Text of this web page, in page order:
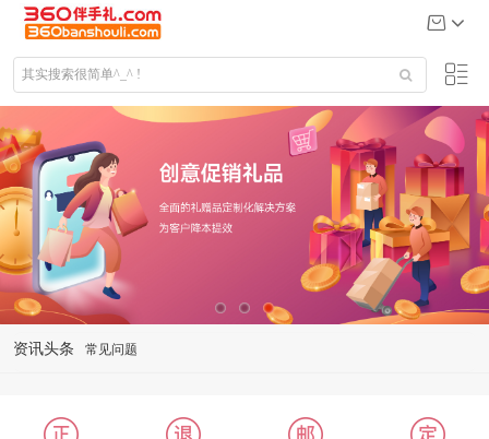
资讯头条 礼品定制说明
关于我们